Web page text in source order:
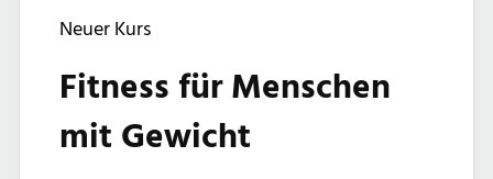
Neuer Kurs
Fitness für Menschen
mit Gewicht